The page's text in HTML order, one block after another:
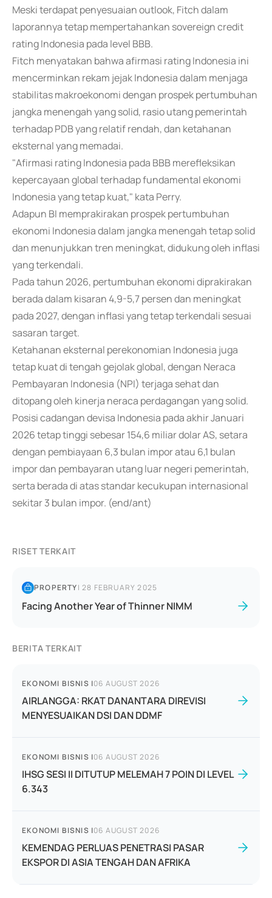
Meski terdapat penyesuaian outlook, Fitch dalam
laporannya tetap mempertahankan sovereign credit
rating Indonesia pada level BBB.
Fitch menyatakan bahwa afirmasi rating Indonesia ini
mencerminkan rekam jejak Indonesia dalam menjaga
stabilitas makroekonomi dengan prospek pertumbuhan
jangka menengah yang solid, rasio utang pemerintah
terhadap PDB yang relatif rendah, dan ketahanan
eksternal yang memadai.
"Afirmasi rating Indonesia pada BBB merefleksikan
kepercayaan global terhadap fundamental ekonomi
Indonesia yang tetap kuat," kata Perry.
Adapun BI memprakirakan prospek pertumbuhan
ekonomi Indonesia dalam jangka menengah tetap solid
dan menunjukkan tren meningkat, didukung oleh inflasi
yang terkendali.
Pada tahun 2026, pertumbuhan ekonomi diprakirakan
berada dalam kisaran 4,9-5,7 persen dan meningkat
pada 2027, dengan inflasi yang tetap terkendali sesuai
sasaran target.
Ketahanan eksternal perekonomian Indonesia juga
tetap kuat di tengah gejolak global, dengan Neraca
Pembayaran Indonesia (NPI) terjaga sehat dan
ditopang oleh kinerja neraca perdagangan yang solid.
Posisi cadangan devisa Indonesia pada akhir Januari
2026 tetap tinggi sebesar 154,6 miliar dolar AS, setara
dengan pembiayaan 6,3 bulan impor atau 6,1 bulan
impor dan pembayaran utang luar negeri pemerintah,
serta berada di atas standar kecukupan internasional
sekitar 3 bulan impor. (end/ant)
RISET TERKAIT
PROPERTY|28 FEBRUARY 2025
Facing Another Year of Thinner NIMM
BERITA TERKAIT
EKONOMI BISNIS |06 AUGUST 2026
AIRLANGGA: RKAT DANANTARA DIREVISI
MENYESUAIKAN DSI DAN DDMF
EKONOMI BISNIS |06 AUGUST 2026
IHSG SESI II DITUTUP MELEMAH 7 POIN DI LEVEL
6.343
EKONOMI BISNIS |06 AUGUST 2026
KEMENDAG PERLUAS PENETRASI PASAR
EKSPOR DI ASIA TENGAH DAN AFRIKA